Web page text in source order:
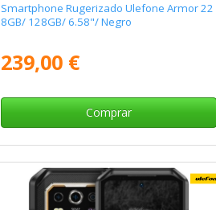
Smartphone Rugerizado Ulefone Armor 22
8GB/ 128GB/ 6.58"/ Negro
239,00 €
Comprar